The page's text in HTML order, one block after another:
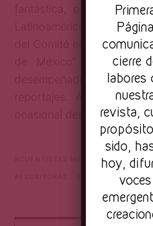
fantástica,
Latinoamérica. En la
del Comité editorial en el
de México’’ en TV
desempeñado como
reportajes. Además, es
ocasional desde 2008.
CUENTISTAS MEXICANAS
ESCRITORAS
Pr
Página
cierre
labores
revista,
sido,
hoy,
voces